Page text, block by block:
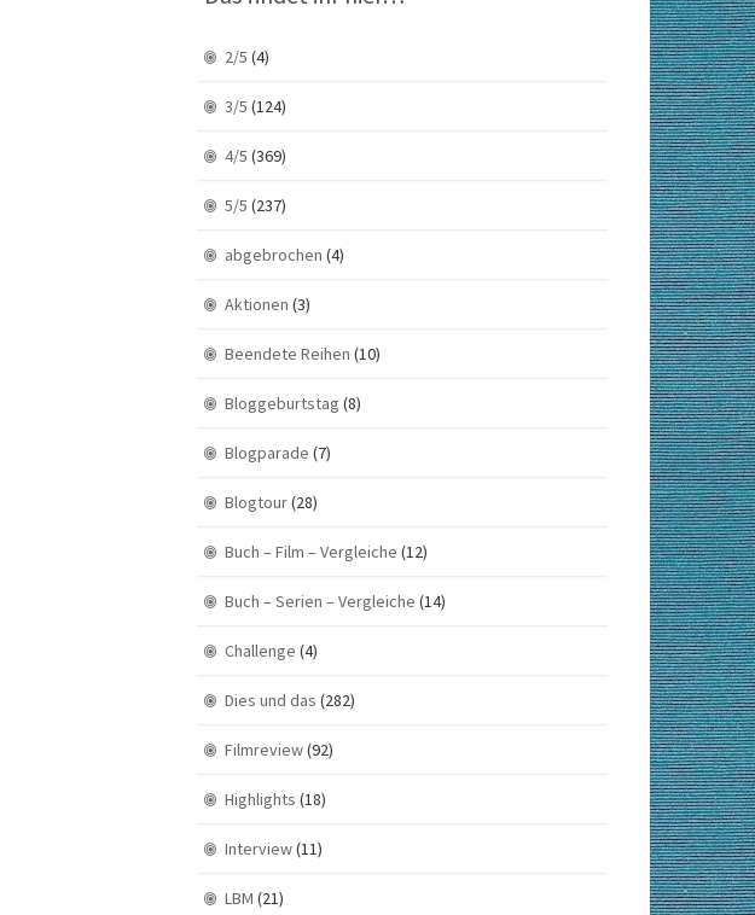
2/5 (4)
3/5 (124)
4/5 (369)
5/5 (237)
abgebrochen (4)
Aktionen (3)
Beendete Reihen (10)
Bloggeburtstag (8)
Blogparade (7)
Blogtour(28)
Buch – Film – Vergleiche (12)
Buch – Serien – Vergleiche (14)
Challenge (4)
Dies und das (282)
Filmreview(92)
Highlights (18)
Interview(11)
LBM (21)